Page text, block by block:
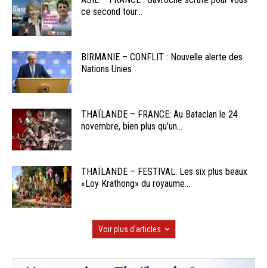
ce second tour...
BIRMANIE – CONFLIT : Nouvelle alerte des
Nations Unies
THAÏLANDE – FRANCE: Au Bataclan le 24
novembre, bien plus qu’un...
THAÏLANDE – FESTIVAL: Les six plus beaux
«Loy Krathong» du royaume...
Voir plus d'articles